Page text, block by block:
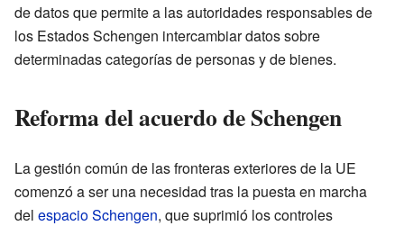
de datos que permite a las autoridades responsables de
los Estados Schengen intercambiar datos sobre
determinadas categorías de personas y de bienes.
Reforma del acuerdo de Schengen
La gestión común de las fronteras exteriores de la UE
comenzó a ser una necesidad tras la puesta en marcha
del espacio Schengen, que suprimió los controles